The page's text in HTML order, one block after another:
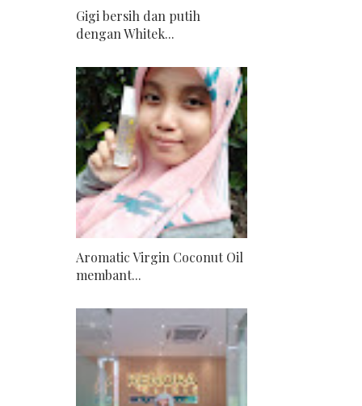
Gigi bersih dan putih
dengan Whitek...
Aromatic Virgin Coconut Oil
membant...